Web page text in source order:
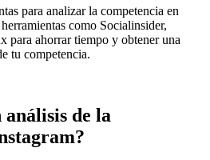
para analizar la competencia en
como Socialinsider,
para ahorrar tiempo y obtener una
tu competencia.
de la